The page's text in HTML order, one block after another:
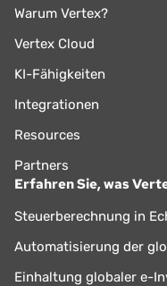
Warum Vertex?
Vertex Cloud
KI-Fähigkeiten
Integrationen
Resources
Partners
Erfahren Sie, was
Steuerberechnung in
Automatisierung der
Einhaltung globaler e-